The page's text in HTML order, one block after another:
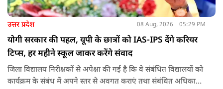
उत्तर प्रदेश 08 Aug, 2026 05:29 PM
योगी सरकार की पहल, यूपी के छात्रों को IAS-IPS देंगे करियर
टिप्स, हर महीने स्कूल जाकर करेंगे संवाद
जिला विद्यालय निरीक्षकों से अपेक्षा की गई है कि वे संबंधित विद्यालयों को
कार्यक्रम के संबंध में अपने स्तर से अवगत कराएं तथा संबंधित अधिकारी